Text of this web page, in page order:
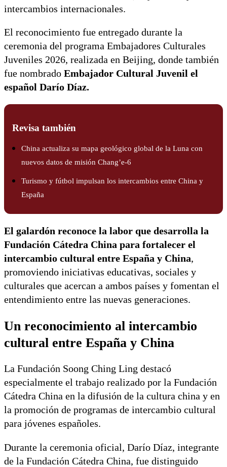
intercambios internacionales.
El reconocimiento fue entregado durante la
ceremonia del programa Embajadores Culturales
Juveniles 2026, realizada en Beijing, donde también
fue nombrado Embajador Cultural Juvenil el
español Darío Díaz.
Revisa también
China actualiza su mapa geológico global de la Luna con
nuevos datos de misión Chang’e-6
Turismo y fútbol impulsan los intercambios entre China y
España
El galardón reconoce la labor que desarrolla la
Fundación Cátedra China para fortalecer el
intercambio cultural entre España y China,
promoviendo iniciativas educativas, sociales y
culturales que acercan a ambos países y fomentan el
entendimiento entre las nuevas generaciones.
Un reconocimiento al intercambio
cultural entre España y China
La Fundación Soong Ching Ling destacó
especialmente el trabajo realizado por la Fundación
Cátedra China en la difusión de la cultura china y en
la promoción de programas de intercambio cultural
para jóvenes españoles.
Durante la ceremonia oficial, Darío Díaz, integrante
de la Fundación Cátedra China, fue distinguido